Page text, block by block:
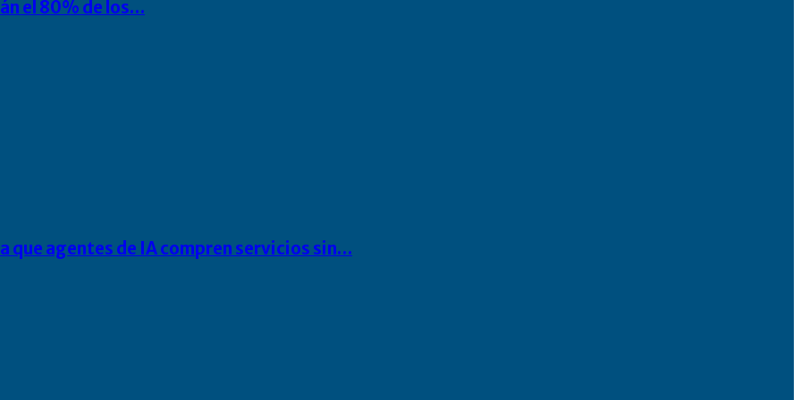
el 80% de los…
agentes de IA compren servicios sin…